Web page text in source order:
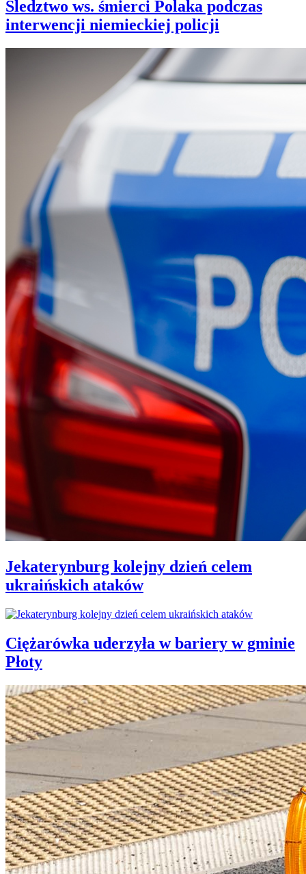
Śledztwo ws. śmierci Polaka podczas
interwencji niemieckiej policji
Jekaterynburg kolejny dzień celem
ukraińskich ataków
Ciężarówka uderzyła w bariery w gminie
Płoty